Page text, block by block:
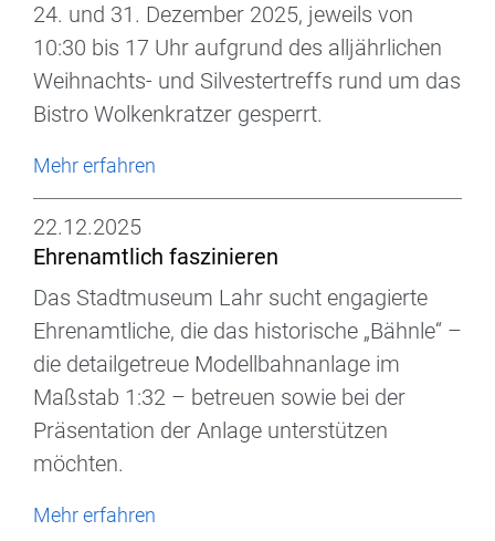
24. und 31. Dezember 2025, jeweils von
10:30 bis 17 Uhr aufgrund des alljährlichen
Weihnachts- und Silvestertreffs rund um das
Bistro Wolkenkratzer gesperrt.
Mehr erfahren
22.12.2025
Ehrenamtlich faszinieren
Das Stadtmuseum Lahr sucht engagierte
Ehrenamtliche, die das historische „Bähnle“ –
die detailgetreue Modellbahnanlage im
Maßstab 1:32 – betreuen sowie bei der
Präsentation der Anlage unterstützen
möchten.
Mehr erfahren